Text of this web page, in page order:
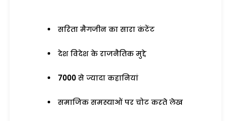
सरिता मैगजीन का सारा कंटेंट
देश विदेश के राजनैतिक मुद्दे
7000 से ज्यादा कहानियां
समाजिक समस्याओं पर चोट करते लेख